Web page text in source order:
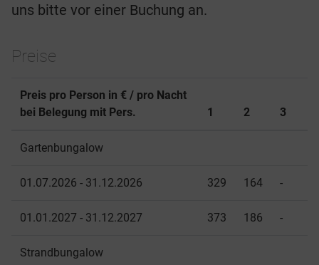
uns bitte vor einer Buchung an.
Preise
Preis pro Person in € / pro Nacht
bei Belegung mit Pers.
1 2 3
Gartenbungalow
01.07.2026 - 31.12.2026 329 164 -
01.01.2027 - 31.12.2027 373 186 -
Strandbungalow